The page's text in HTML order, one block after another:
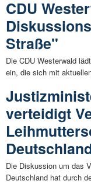
CDU
Straße"
Die CDU Westerwald
ein, die sich mit
verteidigt
Die Diskussion um das
Deutschland hat durch